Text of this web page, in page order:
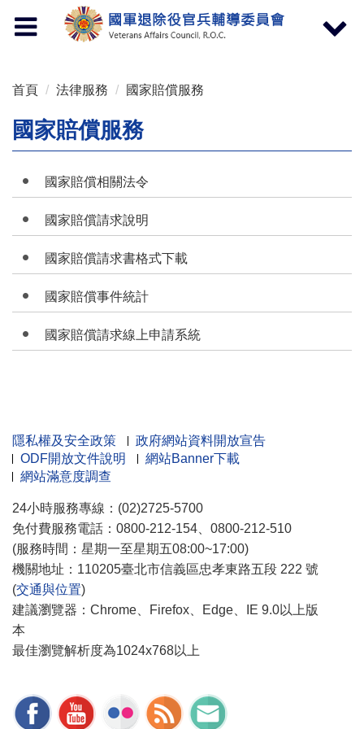
Toggle
navigation
Toggle
首頁 法律服務 國家賠償服務
國家賠償服務
國家賠償相關法令
國家賠償請求說明
國家賠償請求書格式下載
國家賠償事件統計
國家賠償請求線上申請系統
隱私權及安全政策
政府網站資料開放宣告
ODF開放文件說明
網站Banner下載
網站滿意度調查
24小時服務專線：(02)2725-5700
免付費服務電話：0800-212-154、0800-212-510
(服務時間：星期一至星期五08:00~17:00)
機關地址：110205臺北市信義區忠孝東路五段 222 號
(交通與位置)
建議瀏覽器：Chrome、Firefox、Edge、IE 9.0以上版
本
最佳瀏覽解析度為1024x768以上